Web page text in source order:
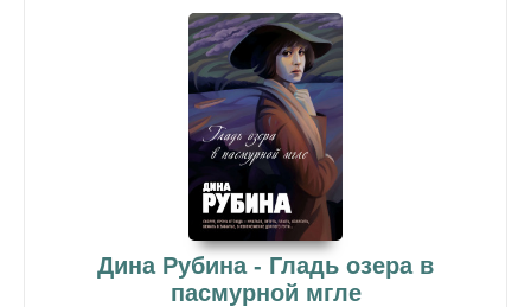
Дина Рубина - Гладь озера в
пасмурной мгле